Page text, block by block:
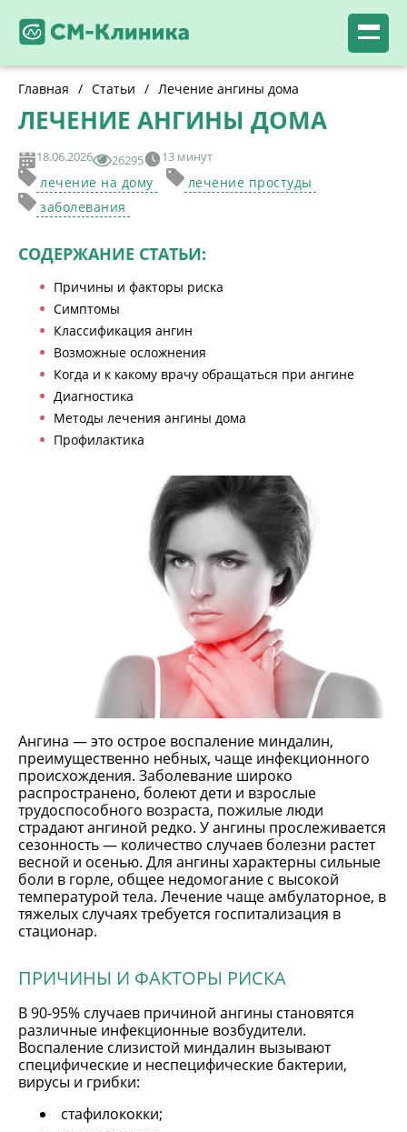
Главная / Статьи / Лечение ангины дома
ЛЕЧЕНИЕ АНГИНЫ ДОМА
18.06.2026 26295 13 минут
лечение на дому
лечение простуды
заболевания
СОДЕРЖАНИЕ СТАТЬИ:
Причины и факторы риска
Симптомы
Классификация ангин
Возможные осложнения
Когда и к какому врачу обращаться при ангине
Диагностика
Методы лечения ангины дома
Профилактика
Ангина — это острое воспаление миндалин,
преимущественно небных, чаще инфекционного
происхождения. Заболевание широко
распространено, болеют дети и взрослые
трудоспособного возраста, пожилые люди
страдают ангиной редко. У ангины прослеживается
сезонность — количество случаев болезни растет
весной и осенью. Для ангины характерны сильные
боли в горле, общее недомогание с высокой
температурой тела. Лечение чаще амбулаторное, в
тяжелых случаях требуется госпитализация в
стационар.
ПРИЧИНЫ И ФАКТОРЫ РИСКА
В 90-95% случаев причиной ангины становятся
различные инфекционные возбудители.
Воспаление слизистой миндалин вызывают
специфические и неспецифические бактерии,
вирусы и грибки:
стафилококки;